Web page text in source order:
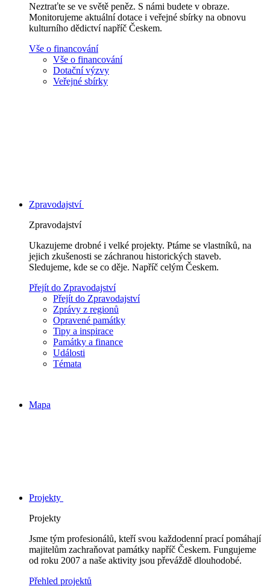
Neztraťte se ve světě peněz. S námi budete v obraze.
Monitorujeme aktuální dotace i veřejné sbírky na obnovu
kulturního dědictví napříč Českem.
Vše o financování
Vše o financování
Dotační výzvy
Veřejné sbírky
Zpravodajství
Zpravodajství
Ukazujeme drobné i velké projekty. Ptáme se vlastníků, na
jejich zkušenosti se záchranou historických staveb.
Sledujeme, kde se co děje. Napříč celým Českem.
Přejít do Zpravodajství
Přejít do Zpravodajství
Zprávy z regionů
Opravené památky
Tipy a inspirace
Památky a finance
Události
Témata
Mapa
Projekty
Projekty
Jsme tým profesionálů, kteří svou každodenní prací pomáhají
majitelům zachraňovat památky napříč Českem. Fungujeme
od roku 2007 a naše aktivity jsou převáždě dlouhodobé.
Přehled projektů